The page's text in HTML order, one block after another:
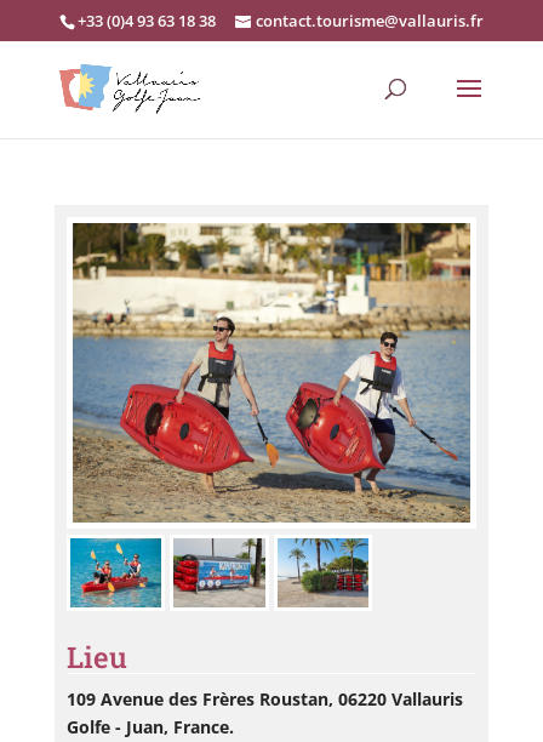
+33 (0)4 93 63 18 38 contact.tourisme@vallauris.fr
Lieu
109 Avenue des Frères Roustan, 06220 Vallauris
Golfe - Juan, France.